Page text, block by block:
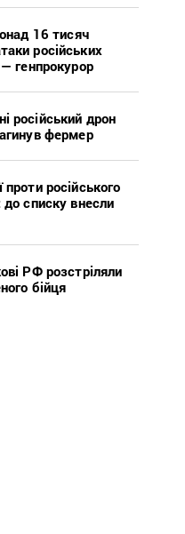
16 тисяч
російських
генпрокурор
російський дрон
фермер
російського
до списку внесли
РФ розстріляли
бійця